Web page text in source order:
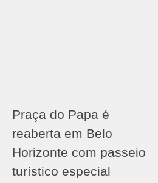
Praça do Papa é
reaberta em Belo
Horizonte com passeio
turístico especial